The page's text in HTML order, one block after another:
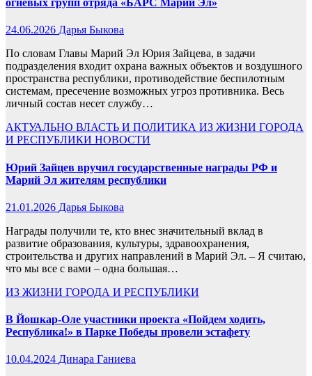
огневых групп отряда «БАРС Марий Эл»
24.06.2026 Дарья Быкова
По словам Главы Марий Эл Юрия Зайцева, в задачи
подразделения входит охрана важных объектов и воздушного
пространства республики, противодействие беспилотным
системам, пресечение возможных угроз противника. Весь
личный состав несет службу…
АКТУАЛЬНО ВЛАСТЬ И ПОЛИТИКА ИЗ ЖИЗНИ ГОРОДА
И РЕСПУБЛИКИ НОВОСТИ
Юрий Зайцев вручил государственные награды РФ и
Марий Эл жителям республики
21.01.2026 Дарья Быкова
Награды получили те, кто внес значительный вклад в
развитие образования, культуры, здравоохранения,
строительства и других направлений в Марий Эл. – Я считаю,
что мы все с вами – одна большая…
ИЗ ЖИЗНИ ГОРОДА И РЕСПУБЛИКИ
В Йошкар-Оле участники проекта «Пойдем ходить,
Республика!» в Парке Победы провели эстафету
10.04.2024 Динара Ганиева